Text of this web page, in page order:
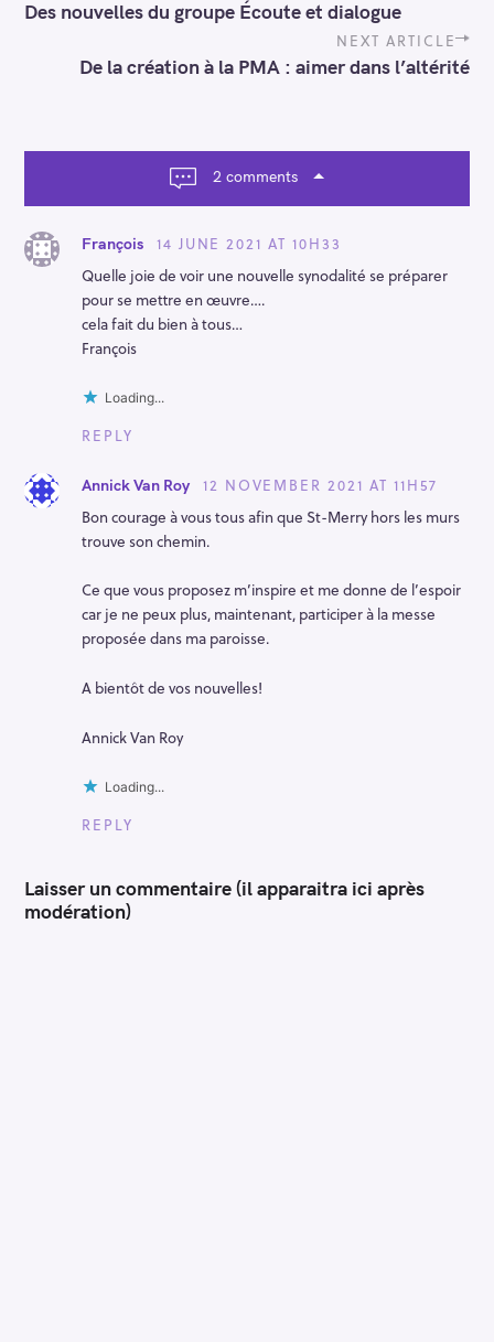
s
g
t
o
n
Des nouvelles du groupe Écoute et dialogue
NEXT ARTICLE
De la création à la PMA : aimer dans l’altérité
2 comments
François
14 JUNE 2021 AT 10H33
Quelle joie de voir une nouvelle synodalité se préparer
pour se mettre en œuvre….
cela fait du bien à tous…
François
Loading...
REPLY
Annick Van Roy
12 NOVEMBER 2021 AT 11H57
Bon courage à vous tous afin que St-Merry hors les murs
trouve son chemin.
Ce que vous proposez m’inspire et me donne de l’espoir
car je ne peux plus, maintenant, participer à la messe
proposée dans ma paroisse.
A bientôt de vos nouvelles!
Annick Van Roy
Loading...
REPLY
Laisser un commentaire (il apparaitra ici après
modération)
S
h
o
: